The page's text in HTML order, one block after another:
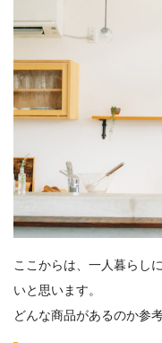
ここからは、一人暮らし
いと思います。
どんな商品があるのか参